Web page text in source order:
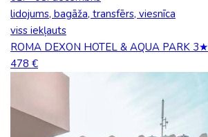
lidojums, bagāža, transfērs, viesnīca
viss iekļauts
ROMA DEXON HOTEL & AQUA PARK 3★
478 €